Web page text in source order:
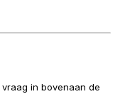
in bovenaan de